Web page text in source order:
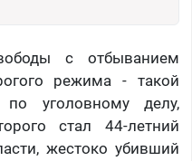
с отбыванием
режима - такой
уголовному делу,
стал 44-летний
жестоко убивший